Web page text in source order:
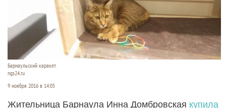
Барнаульский каракет.
ngs24.ru
9 ноября 2016 в 14:05
Жительница Барнаула Инна Домбровская купила